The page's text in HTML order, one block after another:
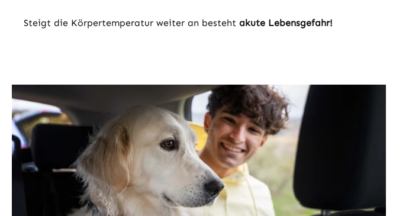
Steigt die Körpertemperatur weiter an besteht akute Lebensgefahr!